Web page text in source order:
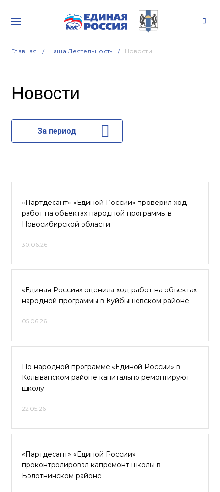
Главная Наша Деятельность Новости
Новости
За период
«Партдесант» «Единой России» проверил ход
работ на объектах народной программы в
Новосибирской области
30.06.26
«Единая Россия» оценила ход работ на объектах
народной программы в Куйбышевском районе
05.06.26
По народной программе «Единой России» в
Колыванском районе капитально ремонтируют
школу
22.05.26
«Партдесант» «Единой России»
проконтролировал капремонт школы в
Болотнинском районе